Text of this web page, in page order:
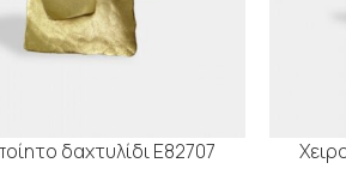
δαχτυλίδι Ε82707